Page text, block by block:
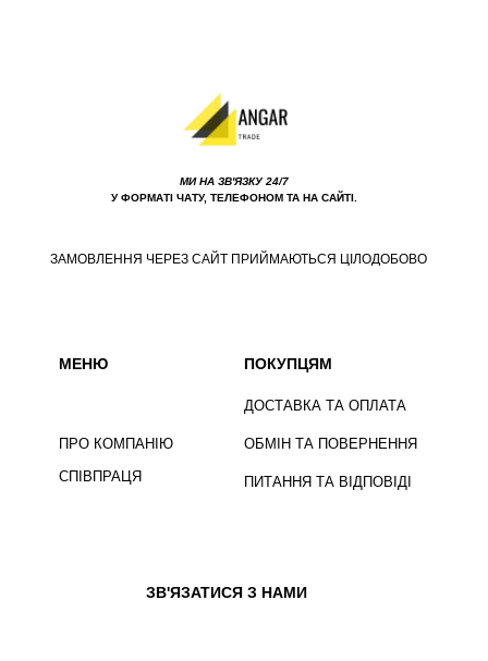
ПРО КОМПАНІЮ
СПІВПРАЦЯ
ДОСТАВКА ТА ОПЛАТА
ОБМІН ТА ПОВЕРНЕННЯ
ПИТАННЯ ТА ВІДПОВІДІ
ПОКУПЦЯМ
МИ НА ЗВ'ЯЗКУ 24/7
У ФОРМАТІ ЧАТУ, ТЕЛЕФОНОМ ТА НА САЙТІ.
ЗВ'ЯЗАТИСЯ З НАМИ
МЕНЮ
ЗАМОВЛЕННЯ ЧЕРЕЗ САЙТ ПРИЙМАЮТЬСЯ ЦІЛОДОБОВО